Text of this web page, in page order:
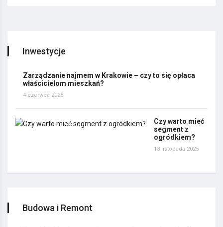
Inwestycje
Zarządzanie najmem w Krakowie – czy to się opłaca
właścicielom mieszkań?
4 czerwca 2026
Czy warto mieć
segment z
ogródkiem?
13 listopada 2025
Budowa i Remont